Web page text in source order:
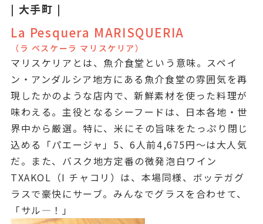
| 大手町 |
La Pesquera MARISQUERIA
（ラ ペスケーラ マリスケリア）
マリスケリアとは、魚介食堂という意味。スペイ
ン・アンダルシア地方にある魚介食堂の雰囲気を再
現したかのような店内で、新鮮素材を使った料理が
味わえる。主役となるシーフードは、日本各地・世
界中から厳選。特に、米にその旨味をたっぷり閉じ
込める「パエージャ」5、6人前4,675円～は大人気
だ。また、バスク地方定番の微発泡白ワイン
TXAKOL（I チャコリ）は、本場同様、ボッテガグ
ラスで豪快にサーブ。みんなでグラスを合わせて、
「サル―！」